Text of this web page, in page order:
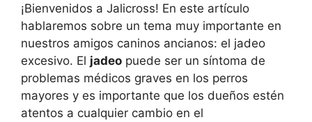
¡Bienvenidos a Jalicross! En este artículo
hablaremos sobre un tema muy importante en
nuestros amigos caninos ancianos: el jadeo
excesivo. El jadeo puede ser un síntoma de
problemas médicos graves en los perros
mayores y es importante que los dueños estén
atentos a cualquier cambio en el